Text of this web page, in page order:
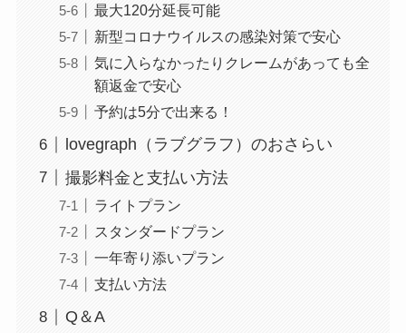
最大120分延長可能
新型コロナウイルスの感染対策で安心
気に入らなかったりクレームがあっても全
額返金で安心
予約は5分で出来る！
lovegraph（ラブグラフ）のおさらい
撮影料金と支払い方法
ライトプラン
スタンダードプラン
一年寄り添いプラン
支払い方法
Q＆A